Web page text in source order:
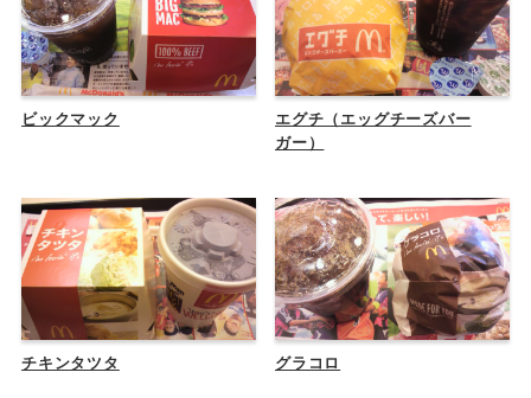
ビックマック
エグチ（エッグチーズバー
ガー）
チキンタツタ グラコロ